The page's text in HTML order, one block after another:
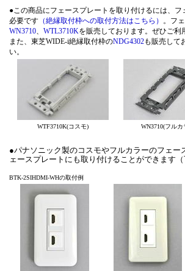
●この商品にフェースプレートを取り付けるには、
必要です （絶縁取付枠への取付方法はこちら）
。フ
WN3710
WTL3710Kを販売しております。ぜひご利
また、東芝WIDE-i絶縁取付枠のNDG4302も販売して
い
WTF3710K(コスモ) WN3710(フルカ
●パナソニック製のコスモやフルカラーのフェ
ェースプレートにも取り付けることができます
BTK-2SIHDMI-WHの取付例